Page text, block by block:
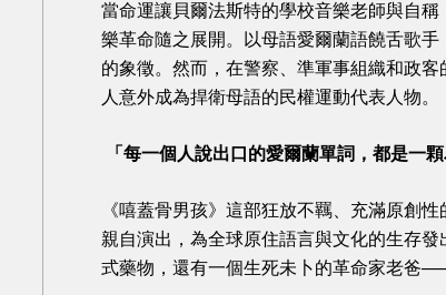
當命運讓貝爾法斯特的學校音樂老師與自
樂革命隨之展開。以母語愛爾蘭語饒舌歌
的象徵。然而，在警察、準軍事組織和政
人意外成為捍衛母語的民權運動代表人物。
「每一個人說出口的愛爾蘭單詞，都是一
《嘻蓋骨男孩》這部狂放不羈、充滿原創
親自演出，為全球原住語言與文化的生存
式藥物，還有一個生死未卜的革命家老爸